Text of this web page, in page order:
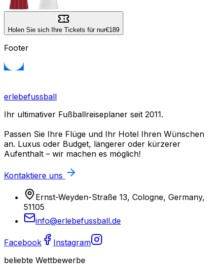
Holen Sie sich Ihre Tickets für nur€189
Footer
erlebefussball
Ihr ultimativer Fußballreiseplaner seit 2011.
Passen Sie Ihre Flüge und Ihr Hotel Ihren Wünschen
an. Luxus oder Budget, längerer oder kürzerer
Aufenthalt – wir machen es möglich!
Kontaktiere uns
Ernst-Weyden-Straße 13, Cologne, Germany,
51105
info@erlebefussball.de
Facebook
Instagram
beliebte Wettbewerbe